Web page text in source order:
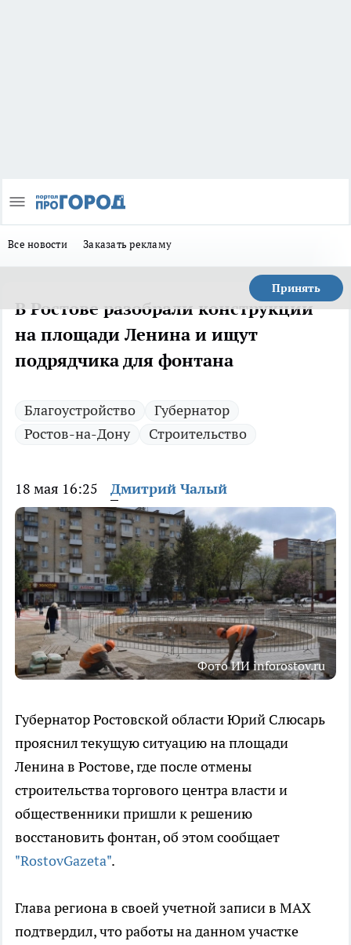
Все новости Заказать рекламу
Принять
В Ростове разобрали конструкции
на площади Ленина и ищут
подрядчика для фонтана
Благоустройство
Губернатор
Ростов-на-Дону
Строительство
18 мая 16:25 Дмитрий Чалый
Фото ИИ inforostov.ru
Губернатор Ростовской области Юрий Слюсарь
прояснил текущую ситуацию на площади
Ленина в Ростове, где после отмены
строительства торгового центра власти и
общественники пришли к решению
восстановить фонтан, об этом сообщает
"RostovGazeta".
Глава региона в своей учетной записи в MAX
подтвердил, что работы на данном участке